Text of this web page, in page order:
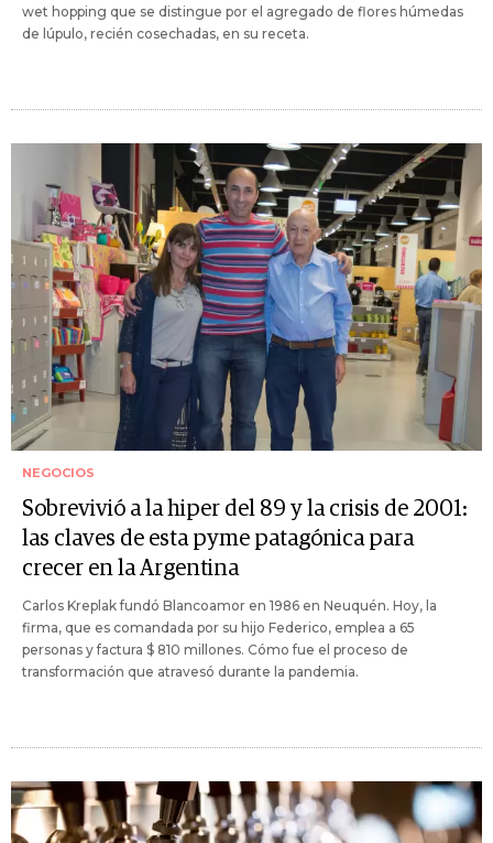
wet hopping que se distingue por el agregado de flores húmedas
de lúpulo, recién cosechadas, en su receta.
NEGOCIOS
Sobrevivió a la hiper del 89 y la crisis de 2001:
las claves de esta pyme patagónica para
crecer en la Argentina
Carlos Kreplak fundó Blancoamor en 1986 en Neuquén. Hoy, la
firma, que es comandada por su hijo Federico, emplea a 65
personas y factura $ 810 millones. Cómo fue el proceso de
transformación que atravesó durante la pandemia.